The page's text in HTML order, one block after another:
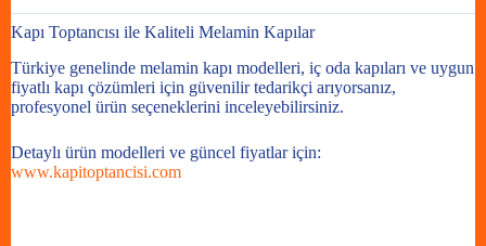
Kapı Toptancısı ile Kaliteli Melamin Kapılar
Türkiye genelinde melamin kapı modelleri, iç oda kapıları ve uygun
fiyatlı kapı çözümleri için güvenilir tedarikçi arıyorsanız,
profesyonel ürün seçeneklerini inceleyebilirsiniz.
Detaylı ürün modelleri ve güncel fiyatlar için:
www.kapitoptancisi.com